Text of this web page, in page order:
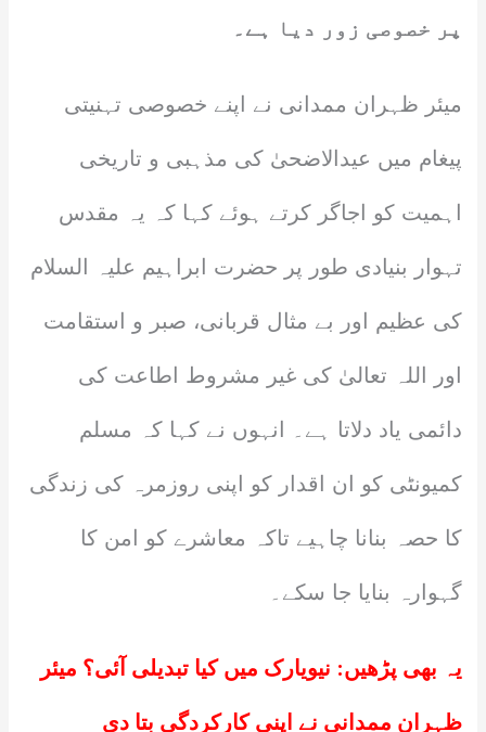
پر خصوصی زور دیا ہے۔
میئر ظہران ممدانی نے اپنے خصوصی تہنیتی
پیغام میں عیدالاضحیٰ کی مذہبی و تاریخی
اہمیت کو اجاگر کرتے ہوئے کہا کہ یہ مقدس
تہوار بنیادی طور پر حضرت ابراہیم علیہ السلام
کی عظیم اور بے مثال قربانی، صبر و استقامت
اور اللہ تعالیٰ کی غیر مشروط اطاعت کی
دائمی یاد دلاتا ہے۔ انہوں نے کہا کہ مسلم
کمیونٹی کو ان اقدار کو اپنی روزمرہ کی زندگی
کا حصہ بنانا چاہیے تاکہ معاشرے کو امن کا
گہوارہ بنایا جا سکے۔
یہ بھی پڑھیں: نیویارک میں کیا تبدیلی آئی؟ میئر
ظہران ممدانی نے اپنی کارکردگی بتا دی